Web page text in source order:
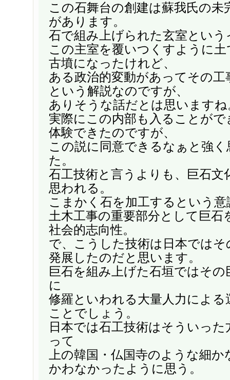
この石舞台の創建は蘇我氏の未
があります。
石で組み上げられた玄室という
この主室を覆いつくすように
古墳になったけれど、
ある政治的変動があってその工
という解説なのですが、
ありそうな話だとは思いますね
実際にこの内部も入ることが
体験できたのですが、
この説に同意できるなぁと強
た。
石工技術と言うよりも、巨石文
思われる。
こまかく石を加工するという
土木工事の重要部分として巨石
社会的志向性。
で、こうした技術は日本では
発展したのだと思います。
巨石を組み上げた石垣ではそ
に
修羅といわれる大量人力による
ことでしょう。
日本では石工技術はそういっ
って
上の韓国・仏国寺のような細
かわなかったように思う。